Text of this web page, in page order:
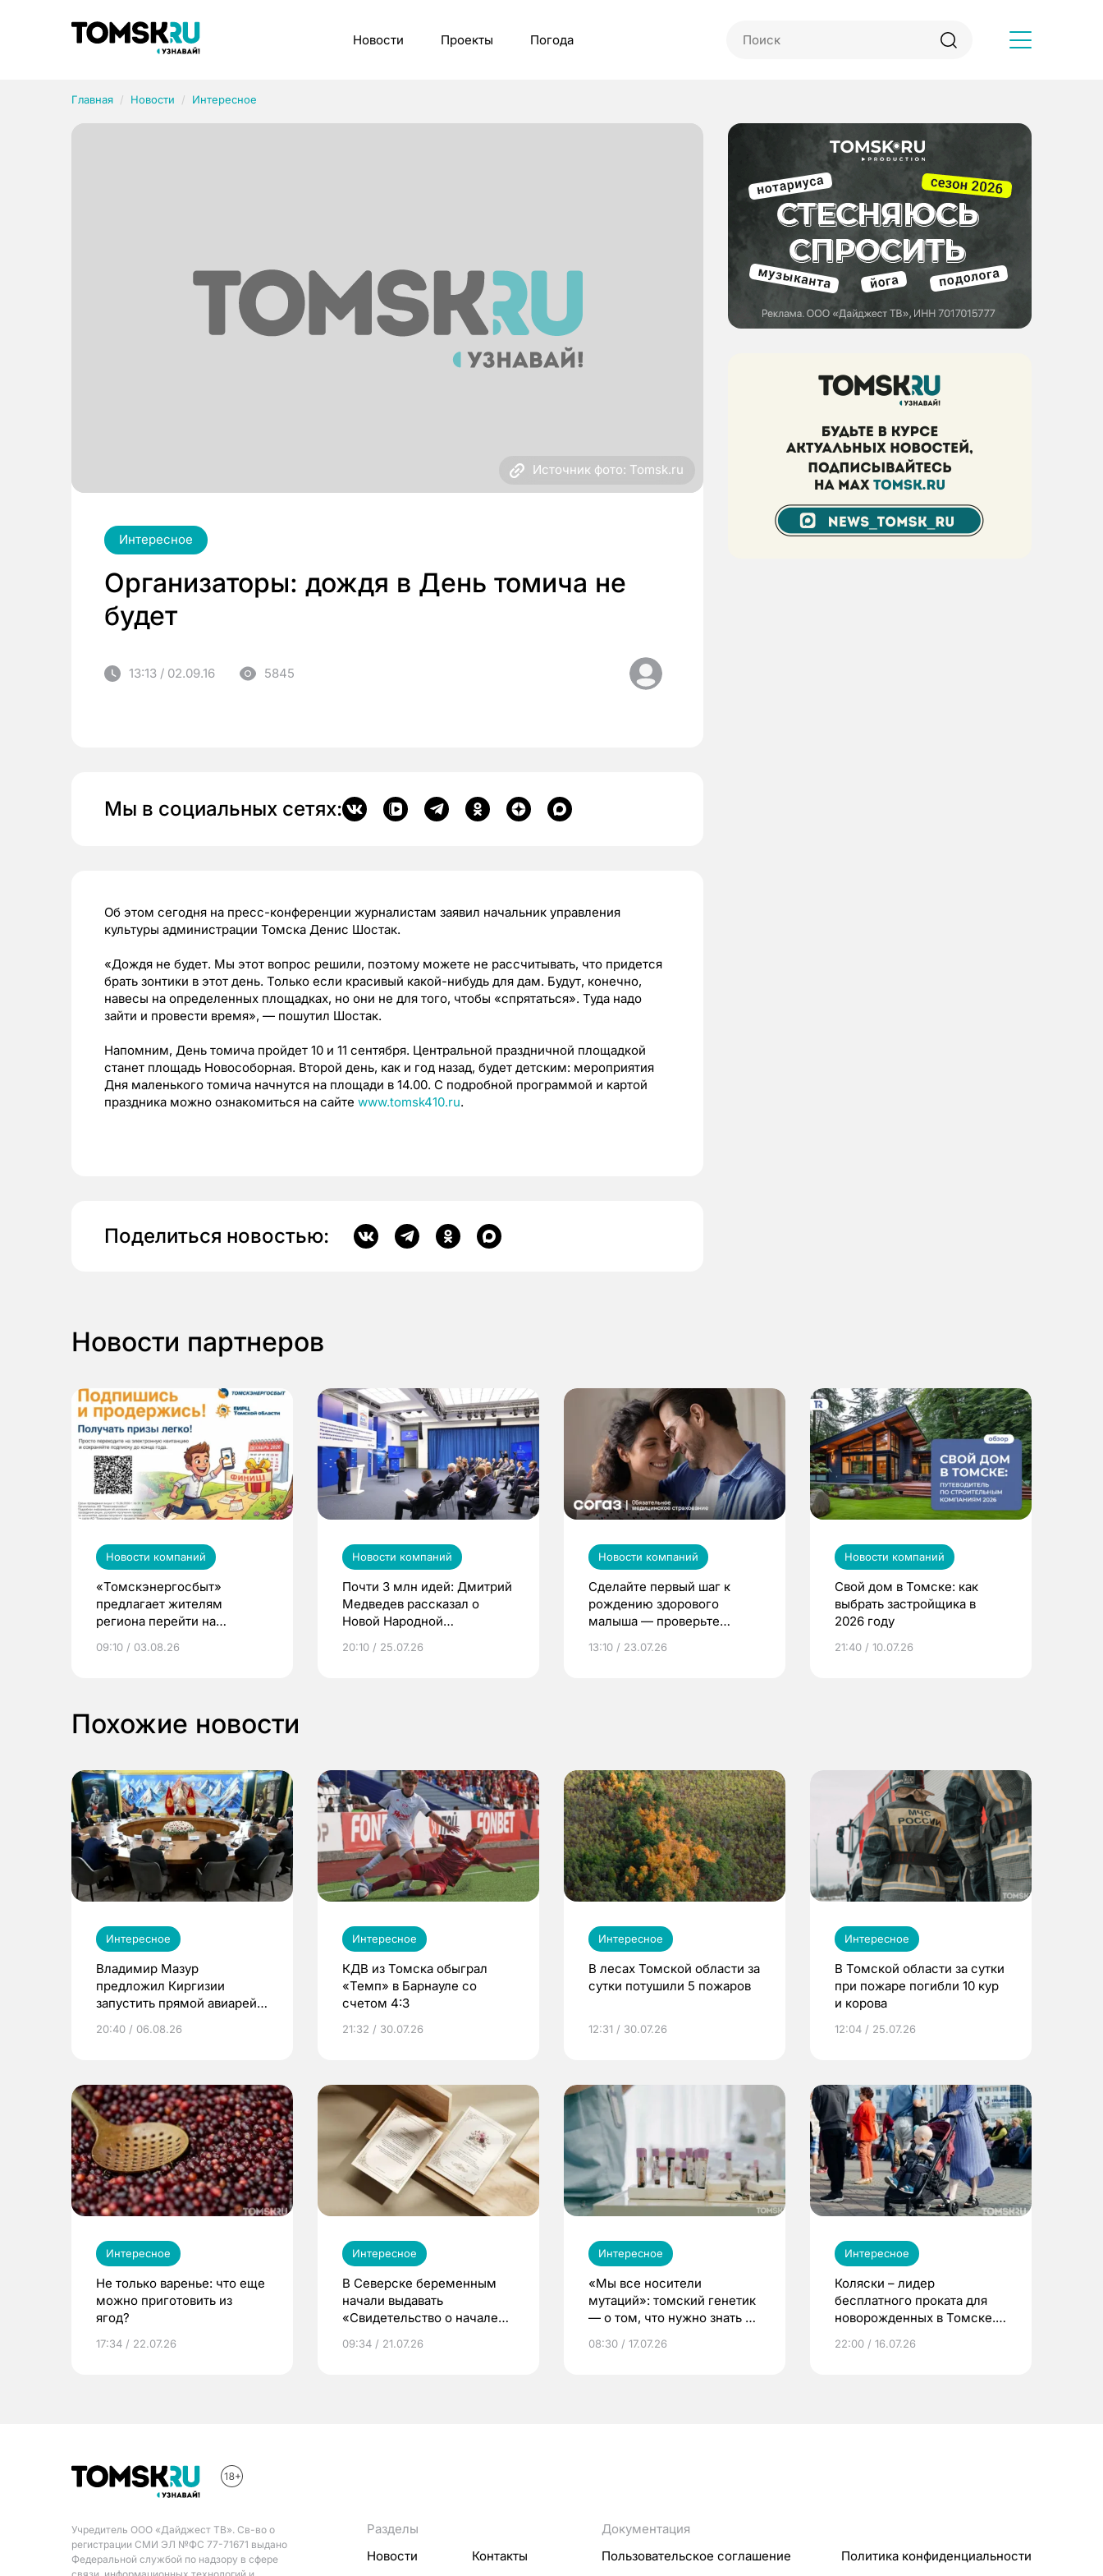
Новости Проекты Погода
Главная Новости Интересное
Источник фото: Tomsk.ru
Интересное
Организаторы: дождя в День томича не
будет
13:13 / 02.09.16 5845
Мы в социальных сетях:
Об этом сегодня на пресс-конференции журналистам заявил начальник управления
культуры администрации Томска Денис Шостак.
«Дождя не будет. Мы этот вопрос решили, поэтому можете не рассчитывать, что придется
брать зонтики в этот день. Только если красивый какой-нибудь для дам. Будут, конечно,
навесы на определенных площадках, но они не для того, чтобы «спрятаться». Туда надо
зайти и провести время», — пошутил Шостак.
Напомним, День томича пройдет 10 и 11 сентября. Центральной праздничной площадкой
станет площадь Новособорная. Второй день, как и год назад, будет детским: мероприятия
Дня маленького томича начнутся на площади в 14.00. С подробной программой и картой
праздника можно ознакомиться на сайте www.tomsk410.ru.
Поделиться новостью:
Новости партнеров
Новости компаний
«Томскэнергосбыт»
предлагает жителям
региона перейти на
выиграть призы
09:10 / 03.08.26
Новости компаний
Почти 3 млн идей: Дмитрий
Медведев рассказал о
Новой Народной
20:10 / 25.07.26
Новости компаний
Сделайте первый шаг к
рождению здорового
малыша — проверьте
по ОМС!
13:10 / 23.07.26
Новости компаний
Свой дом в Томске: как
выбрать застройщика в
2026 году
21:40 / 10.07.26
Похожие новости
Интересное
Владимир Мазур
предложил Киргизии
запустить прямой авиарейс
20:40 / 06.08.26
Интересное
КДВ из Томска обыграл
«Темп» в Барнауле со
счетом 4:3
21:32 / 30.07.26
Интересное
В лесах Томской области за
сутки потушили 5 пожаров
12:31 / 30.07.26
Интересное
В Томской области за сутки
при пожаре погибли 10 кур
и корова
12:04 / 25.07.26
Интересное
Не только варенье: что еще
можно приготовить из
ягод?
17:34 / 22.07.26
Интересное
В Северске беременным
начали выдавать
«Свидетельство о начале
09:34 / 21.07.26
Интересное
«Мы все носители
мутаций»: томский генетик
— о том, что нужно знать до
08:30 / 17.07.26
Интересное
Коляски – лидер
бесплатного проката для
новорожденных в Томске.
22:00 / 16.07.26
Учредитель ООО «Дайджест ТВ». Св-во о
регистрации СМИ ЭЛ №ФС 77-71671 выдано
Федеральной службой по надзору в сфере
Разделы
Новости
Контакты
Документация
Пользовательское соглашение
Политика конфиденциальности
Рубрики